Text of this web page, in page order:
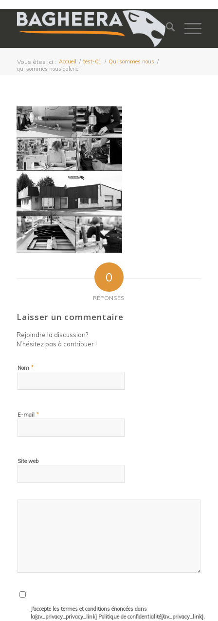
Vous êtes ici : Accueil / test-01 / Qui sommes nous /
qui sommes nous galerie
0
RÉPONSES
Laisser un commentaire
Rejoindre la discussion?
N’hésitez pas à contribuer !
Nom *
E-mail *
Site web
J'accepte les termes et conditions énoncées dans
la[av_privacy_privacy_link] Politique de confidentialité[/av_privacy_link].